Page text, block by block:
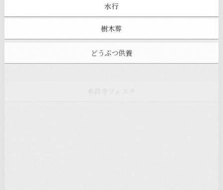
水行
樹木葬
どうぶつ供養
寺ヨガ